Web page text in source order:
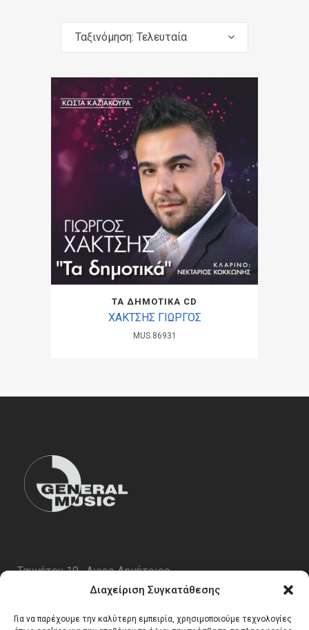
Διαχείριση Συγκατάθεσης
Για να παρέχουμε την καλύτερη εμπειρία, χρησιμοποιούμε τεχνολογίες
Ταξινόμηση: Τελευταία
ΤΑ ΔΗΜΟΤΙΚΑ CD
ΧΑΚΤΣΗΣ ΓΙΩΡΓΟΣ
MUS.86931
Ταυγέτου 19 , Αγιος Δημήτριος
email:info@generalmusic.gr